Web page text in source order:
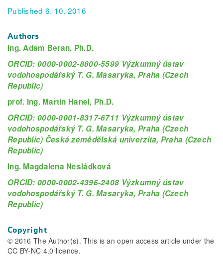
Published 6. 10. 2016
Authors
Ing. Adam Beran, Ph.D.
ORCID: 0000-0002-8800-5599 Výzkumný ústav
vodohospodářský T. G. Masaryka, Praha (Czech
Republic)
prof. Ing. Martin Hanel, Ph.D.
ORCID: 0000-0001-8317-6711 Výzkumný ústav
vodohospodářský T. G. Masaryka, Praha (Czech
Republic) Česká zemědělská univerzita, Praha (Czech
Republic)
Ing. Magdalena Nesládková
ORCID: 0000-0002-4396-2408 Výzkumný ústav
vodohospodářský T. G. Masaryka, Praha (Czech
Republic)
Copyright
© 2016 The Author(s). This is an open access article under the
CC BY-NC 4.0 licence.